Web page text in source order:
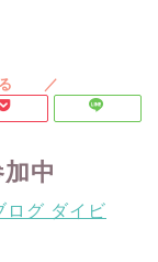
中